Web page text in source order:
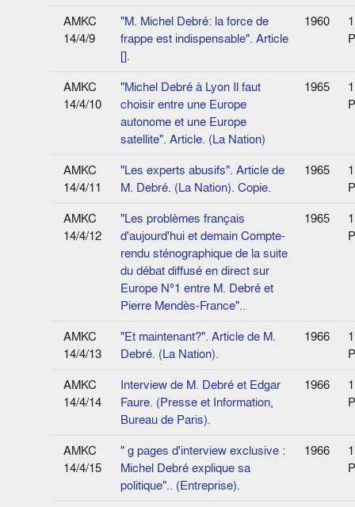
AMKC
14/4/9
"M. Michel Debré: la force de
frappe est indispensable". Article
[].
1960
1
AMKC
14/4/10
"Michel Debré à Lyon Il faut
choisir entre une Europe
autonome et une Europe
satellite". Article. (La Nation)
1965
1
AMKC
14/4/11
"Les experts abusifs". Article de
M. Debré. (La Nation). Copie.
1965
1
AMKC
14/4/12
"Les problèmes français
d'aujourd'hui et demain Compte-
rendu sténographique de la suite
du débat diffusé en direct sur
Europe N°1 entre M. Debré et
Pierre Mendès-France"..
1965
1
AMKC
14/4/13
"Et maintenant?". Article de M.
Debré. (La Nation).
1966
1
AMKC
14/4/14
Interview de M. Debré et Edgar
Faure. (Presse et Information,
Bureau de Paris).
1966
1
AMKC
14/4/15
" g pages d'interview exclusive :
Michel Debré explique sa
politique".. (Entreprise).
1966
1